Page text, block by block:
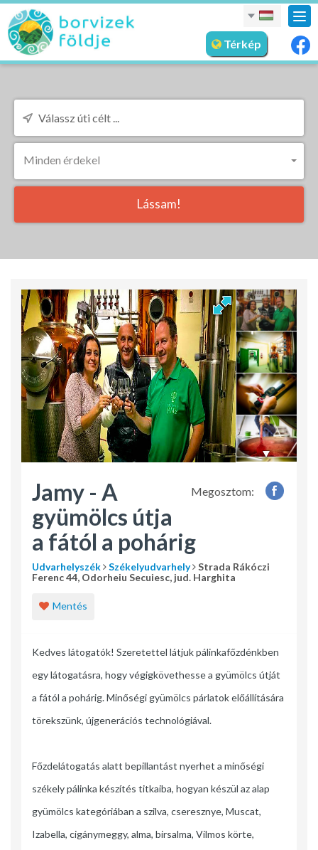
Térkép
Minden érdekel
Lássam!
Megosztom:
Jamy - A
gyümölcs útja
a fától a pohárig
Udvarhelyszék Székelyudvarhely
Strada Rákóczi
Ferenc 44, Odorheiu Secuiesc, jud. Harghita
Mentés
Kedves látogatók! Szeretettel látjuk pálinkafőzdénkben
egy látogatásra, hogy végigkövethesse a gyümölcs útját
a fától a pohárig. Minőségi gyümölcs párlatok előállítására
törekszünk, újgenerációs technológiával.
Főzdelátogatás alatt bepillantást nyerhet a minőségi
székely pálinka készítés titkaiba, hogyan készül az alap
gyümölcs kategóriában a szilva, cseresznye, Muscat,
Izabella, cigánymeggy, alma, birsalma, Vilmos körte,